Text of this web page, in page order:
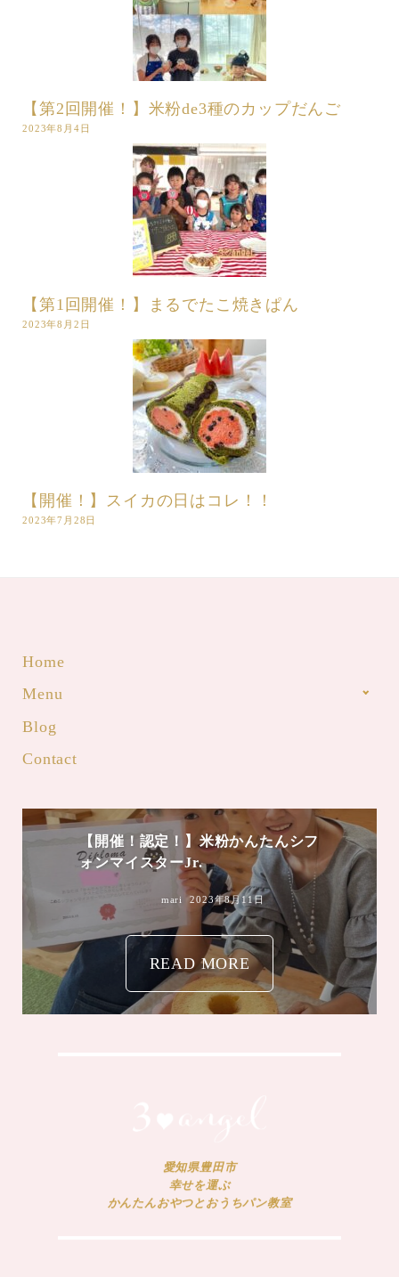
【第2回開催！】米粉de3種のカップだんご
2023年8月4日
【第1回開催！】まるでたこ焼きぱん
2023年8月2日
【開催！】スイカの日はコレ！！
2023年7月28日
Home
Menu
Blog
Contact
【開催！認定！】米粉かんたんシフ
ォンマイスターJr.
mari 2023年8月11日
READ MORE
愛知県豊田市
幸せを運ぶ
かんたんおやつとおうちパン教室